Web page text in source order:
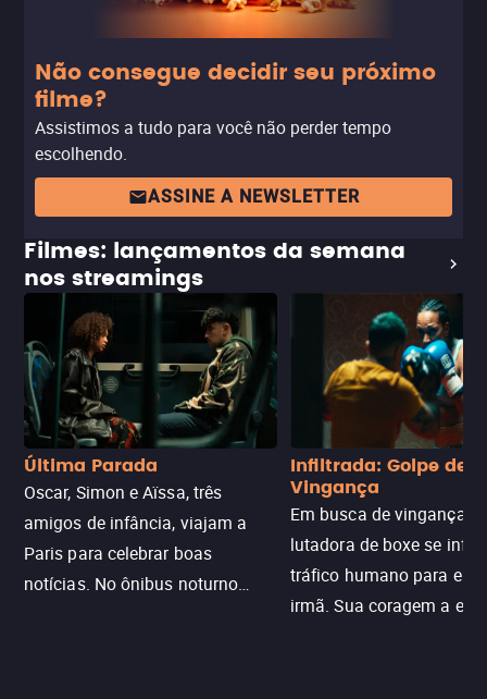
Não consegue decidir seu próximo
filme?
Assistimos a tudo para você não perder tempo
escolhendo.
ASSINE A NEWSLETTER
Filmes: lançamentos da semana
nos streamings
Última Parada
Oscar, Simon e Aïssa, três
amigos de infância, viajam a
Paris para celebrar boas
notícias. No ônibus noturno
Infiltrada: Golpe de
Vingança
Em busca de vingança,
lutadora de boxe se
tráfico humano para
irmã. Sua coragem a